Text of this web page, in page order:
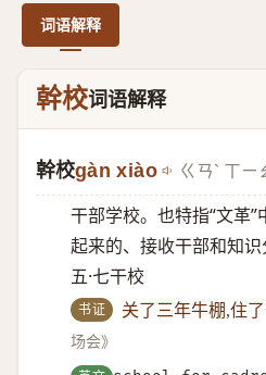
词语解释
幹校词语解释
幹校gàn xiào ㄍㄢˋ ㄒㄧ
干部学校。也特指“文革”
起来的、接收干部和知
五·七干校
书证 关了三年牛棚,住了
场会》